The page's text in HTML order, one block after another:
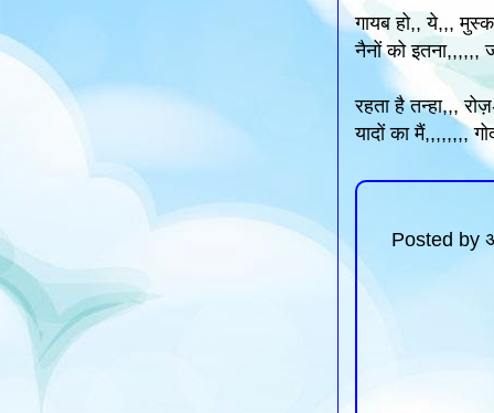
गायब हो,, ये,,,
नैनों को इतना,,,,,,
रहता है तन्हा,,,
यादों का मैं,,,,,,,,
Posted by